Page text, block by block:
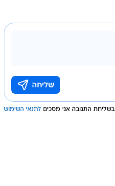
בשליחת התגובה אני מסכים לתנאי השימוש